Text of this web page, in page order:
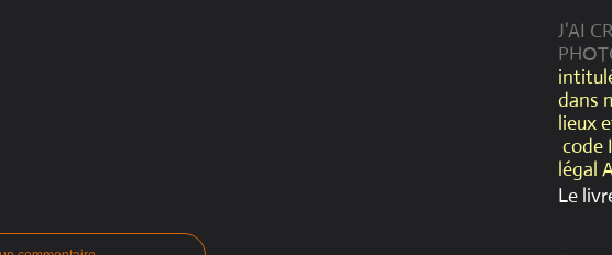
J'AI
dans
lieux
code
légal
Le